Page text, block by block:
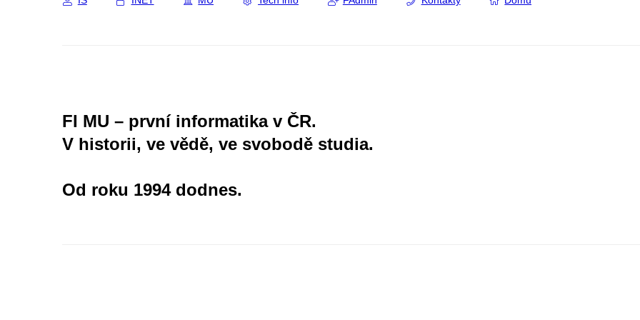
FI MU – první informatika v ČR.
V historii, ve vědě, ve svobodě studia.
Od roku 1994 dodnes.